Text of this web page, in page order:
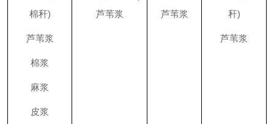
棉秆)
芦苇浆
棉浆
麻浆
皮浆
芦苇浆
芦苇浆
秆)
芦苇浆